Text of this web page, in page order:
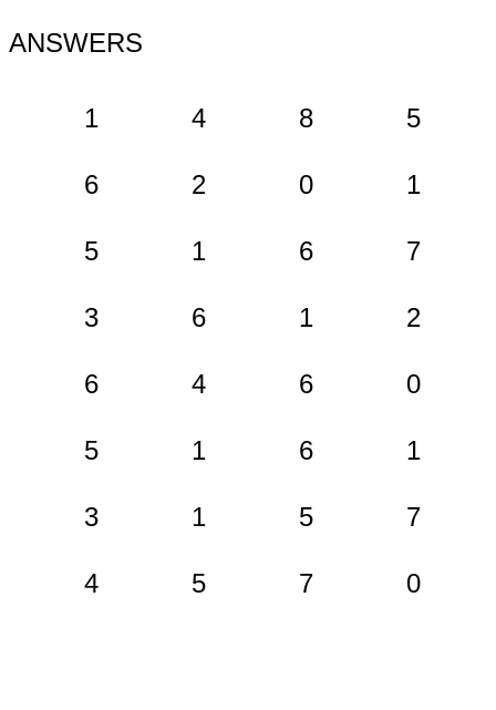
ANSWERS
1 4 8 5
6 2 0 1
5 1 6 7
3 6 1 2
6 4 6 0
5 1 6 1
3 1 5 7
4 5 7 0